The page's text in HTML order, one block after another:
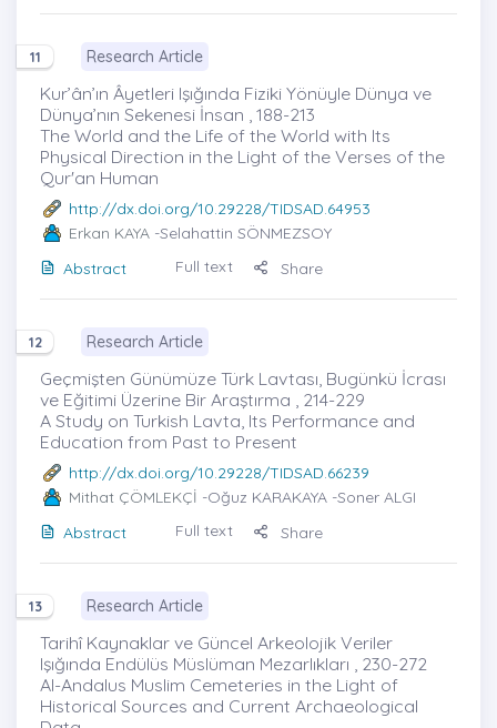
11 Research Article
Kur’ân’ın Âyetleri Işığında Fiziki Yönüyle Dünya ve
Dünya’nın Sekenesi İnsan , 188-213
The World and the Life of the World with Its
Physical Direction in the Light of the Verses of the
Qur'an Human
http://dx.doi.org/10.29228/TIDSAD.64953
Erkan KAYA -Selahattin SÖNMEZSOY
Abstract
Full text Share
12 Research Article
Geçmişten Günümüze Türk Lavtası, Bugünkü İcrası
ve Eğitimi Üzerine Bir Araştırma , 214-229
A Study on Turkish Lavta, Its Performance and
Education from Past to Present
http://dx.doi.org/10.29228/TIDSAD.66239
Mithat ÇÖMLEKÇİ -Oğuz KARAKAYA -Soner ALGI
Abstract
Full text Share
13 Research Article
Tarihî Kaynaklar ve Güncel Arkeolojik Veriler
Işığında Endülüs Müslüman Mezarlıkları , 230-272
Al-Andalus Muslim Cemeteries in the Light of
Historical Sources and Current Archaeological